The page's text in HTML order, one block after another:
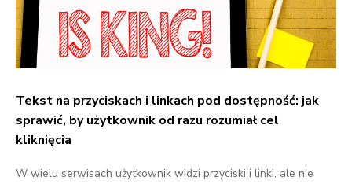
Tekst na przyciskach i linkach pod dostępność: jak
sprawić, by użytkownik od razu rozumiał cel
kliknięcia
W wielu serwisach użytkownik widzi przyciski i linki, ale nie